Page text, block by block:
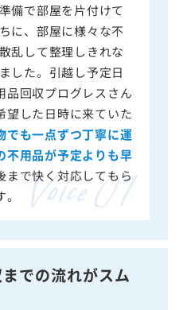
備で部屋を片付けて
に、部屋に様々な不
乱して整理しきれな
した。引越し予定日
品回収プログレスさん
望した日時に来ていた
でも一点ずつ丁寧に運
不用品が予定よりも早
まで快く対応してもら
での流れがスム